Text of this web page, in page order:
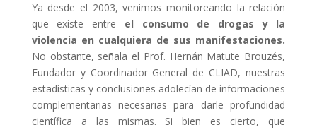
Ya desde el 2003, venimos monitoreando la relación
que existe entre el consumo de drogas y la
violencia en cualquiera de sus manifestaciones.
No obstante, señala el Prof. Hernán Matute Brouzés,
Fundador y Coordinador General de CLIAD, nuestras
estadísticas y conclusiones adolecían de informaciones
complementarias necesarias para darle profundidad
científica a las mismas. Si bien es cierto, que